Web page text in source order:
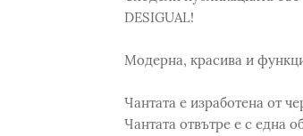
DESIGUAL!
Модерна, красива и
Чантата е изработена от
Чантата отвътре е с една